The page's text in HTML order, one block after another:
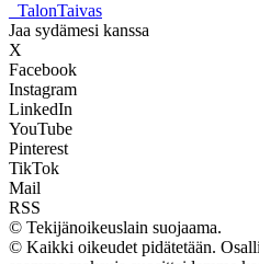
TalonTaivas
Jaa sydämesi kanssa
X
Facebook
Instagram
LinkedIn
YouTube
Pinterest
TikTok
Mail
RSS
© Tekijänoikeuslain suojaama.
© Kaikki oikeudet pidätetään.